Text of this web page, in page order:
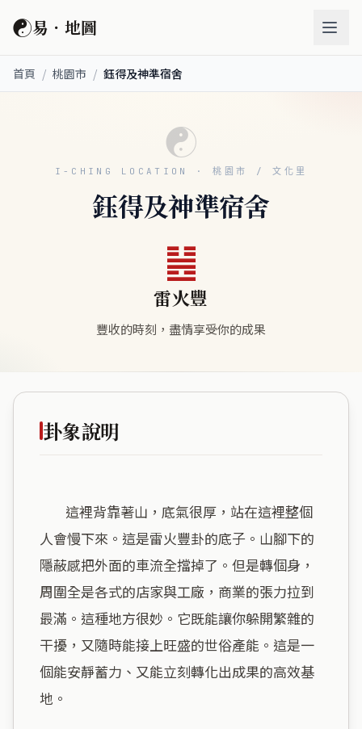
☯易．地圖
首頁 / 桃園市 / 鈺得及神準宿舍
☯
I-CHING LOCATION · 桃園市 / 文化里
鈺得及神準宿舍
䷶
雷火豐
豐收的時刻，盡情享受你的成果
卦象說明
人會慢下來。這是雷火豐卦的底子。山腳下的
隱蔽感把外面的車流全擋掉了。但是轉個身，
周圍全是各式的店家與工廠，商業的張力拉到
最滿。這種地方很妙。它既能讓你躲開繁雜的
干擾，又隨時能接上旺盛的世俗產能。這是一
個能安靜蓄力、又能立刻轉化出成果的高效基
地。